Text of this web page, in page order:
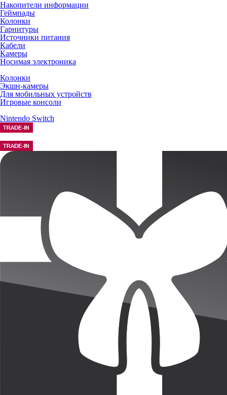
Накопители информации
Геймпады
Колонки
Гарнитуры
Источники питания
Кабели
Камеры
Носимая электроника
Колонки
Экшн-камеры
Для мобильных устройств
Игровые консоли
Nintendo Switch